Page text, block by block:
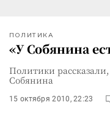
ПОЛИТИКА
«У Собянина
Политики
Собянина
15 октября 2010, 22:23